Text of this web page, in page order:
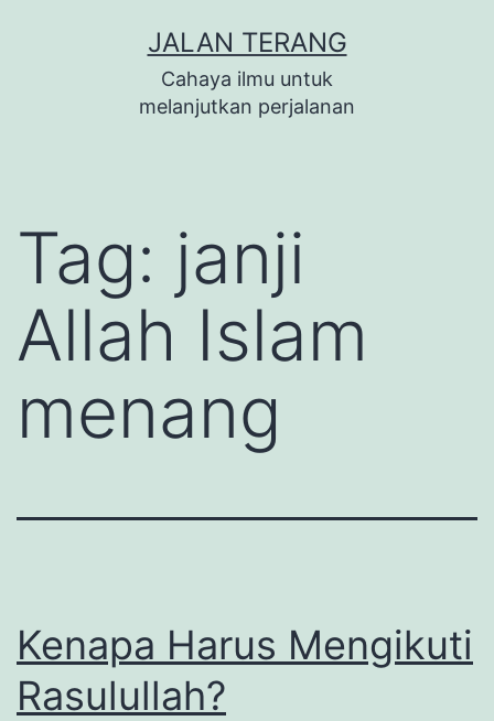
JALAN TERANG
Cahaya ilmu untuk
melanjutkan perjalanan
Tag: janji
Allah Islam
menang
Kenapa Harus Mengikuti
Rasulullah?